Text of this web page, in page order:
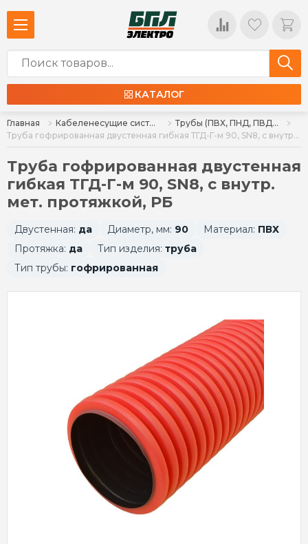
КАТАЛОГ
Главная Кабеленесущие системы и аксессуары
Трубы (ПВХ, ПНД, ПВД), аксессуары
Труба гофрированная двустенная гибкая ТГД-Г-м 90, SN8, с внутр. мет. протяжкой, РБ
Труба гофрированная двустенная
гибкая ТГД-Г-м 90, SN8, с внутр.
мет. протяжкой, РБ
Двустенная: да Диаметр, мм: 90 Материал: ПВХ
Протяжка: да Тип изделия: труба
Тип трубы: гофрированная